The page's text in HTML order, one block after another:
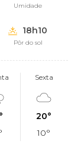
Umidade
18h10
Pôr do sol
Sexta
20°
10°